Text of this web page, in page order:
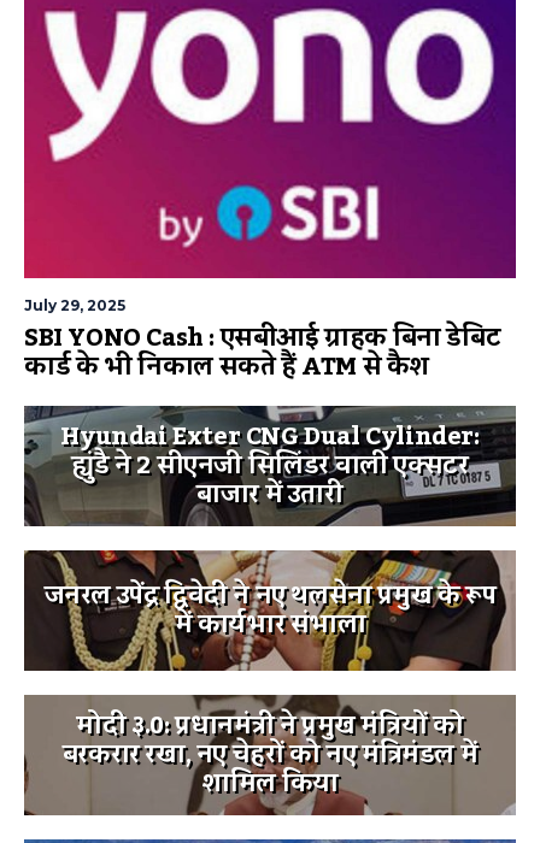
July 29, 2025
SBI YONO Cash : एसबीआई ग्राहक बिना डेबिट
कार्ड के भी निकाल सकते हैं ATM से कैश
Hyundai Exter CNG Dual Cylinder:
ह्युंडै ने 2 सीएनजी सिलिंडर वाली एक्सटर
बाजार में उतारी
जनरल उपेंद्र द्विवेदी ने नए थलसेना प्रमुख के रूप
में कार्यभार संभाला
मोदी ३.0: प्रधानमंत्री ने प्रमुख मंत्रियों को
बरकरार रखा, नए चेहरों को नए मंत्रिमंडल में
शामिल किया